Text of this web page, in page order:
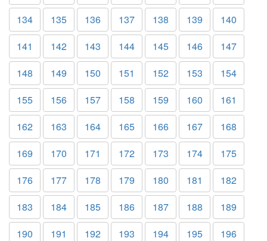
134
135 136 137 138 139
140
141
142 143 144 145 146
147
148
149 150 151 152 153
154
155
156 157 158 159 160
161
162
163 164 165 166 167
168
169
170 171 172 173 174
175
176
177 178 179 180 181
182
183
184 185 186 187 188
189
190
191 192 193 194 195
196